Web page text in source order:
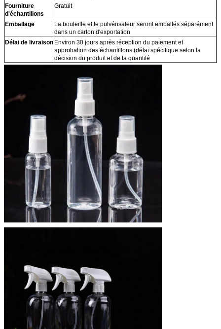
Fourniture
d'échantillons
Gratuit
Emballage
La bouteille et le pulvérisateur seront emballés séparément
dans un carton d'exportation
Délai de livraison Environ 30 jours après réception du paiement et
approbation des échantillons (délai spécifique selon la
décision du produit et de la quantité